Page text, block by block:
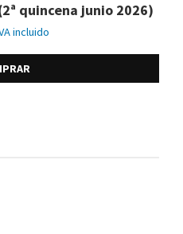
quincena junio 2026)
incluido